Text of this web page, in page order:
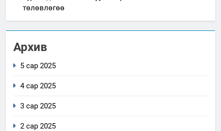
төлөвлөгөө
Архив
5 сар 2025
4 сар 2025
3 сар 2025
2 сар 2025